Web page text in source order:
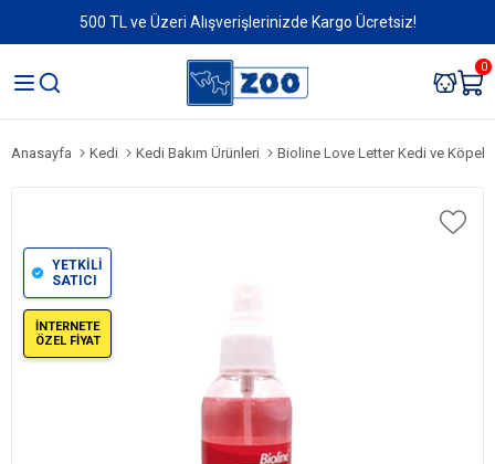
500 TL ve Üzeri Alışverişlerinizde Kargo Ücretsiz!
0
Anasayfa Kedi Kedi Bakım Ürünleri Bioline Love Letter Kedi ve Köpek
YETKİLİ
SATICI
İNTERNETE
ÖZEL FİYAT